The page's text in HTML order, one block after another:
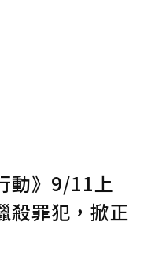
動》9/11上
殺罪犯，掀正